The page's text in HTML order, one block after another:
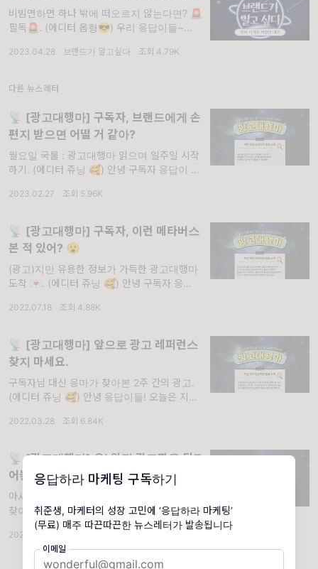
응답하라 마케팅 구독하기
취준생, 마케터의 성장 고민에 ‘응답하라 마케팅’
(무료) 매주 따끈따끈한 뉴스레터가 발송됩니다
이메일
비빔면하면 하나 밖에 떠오르지 않는다면? 🚨
필독🚨. (에디터 옵형😎) 우리 응답이들~오늘
번 브알에서는 불닭볶음면으로 국내를 넘어 해
기 들려줬잖
2023.04.28 브랜드가 알고싶다 조회 4.79K
다른 뉴스레터
📡 [광고대행마] 구독자, 브랜드에게 손
편지 받으면 어떨 거 같아?
월요일 국룰 : 광고대행마 읽으며 일주일 시작
하기. (에디터 쥬닝 🥰) 안녕 구독자 응답이 👋🏻
한국은 서서히 봄을 맞이할 준비를 하고 있겠
2023.02.27 조회 5.96K
📡 [광고대행마] 구독자, 이런 메타버스
본 적 있어? 😮
(광고)지만 유용한 정보가 가득한 광고대행마
도착 💌. (에디터 쥬닝 🥰) 안녕 구독자 응답이
무엇보다 요즘 코로나가 다시 심해지고 있다는
2022.07.18 조회 4.88K
📡 [광고대행마] 앞으로 광고 레퍼런스
찾지 마세요.
구독자님 대신 응마가 찾아본 2주 간의 광고.
(에디터 쥬닝 🥰) 안녕 응답이들! 오늘은 지난
시 돌아오게 된 前 마케터의 눈물 파트의 쥬닝
2022.03.28 조회 6.84K
📡 [광고대행마] 오! 완전 광고판을 뒤집
어놓으셨따! (Feat.넷플릭스)
아시아나, 비비고, 패스룸까지... 구독자 대신
찾아본 레퍼런스. (에디터 쥬닝 🥰) 응답이들
안녕! 정말 오랜만에 돌아온 응답하라 마케팅의
광고대행마야! 그동안 잘 지냈어? 우리도 푹 쉬
면서 다시 열심히 뉴스레터를 만들기 위한 에너
2022.09.19